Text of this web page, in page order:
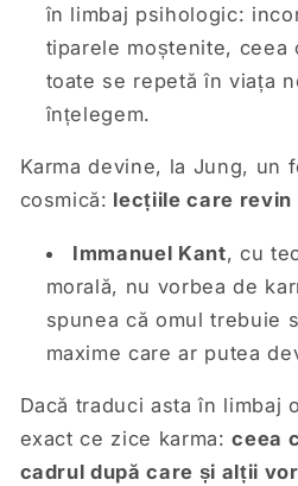
în limbaj psihologic:
tiparele moștenite, ceea
toate se repetă în viața
înțelegem.
Karma devine, la Jung, un
cosmică: lecțiile care revin
Immanuel Kant, cu
morală, nu vorbea de
spunea că omul trebuie
maxime care ar putea
Dacă traduci asta în limbaj
exact ce zice karma:ceea
cadrul după care și alții